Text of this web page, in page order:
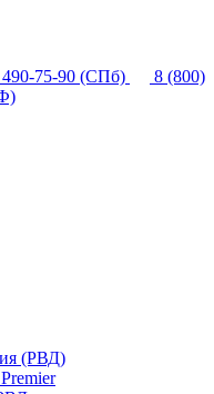
75-90 (СПб)
8 (800)
(РВД)